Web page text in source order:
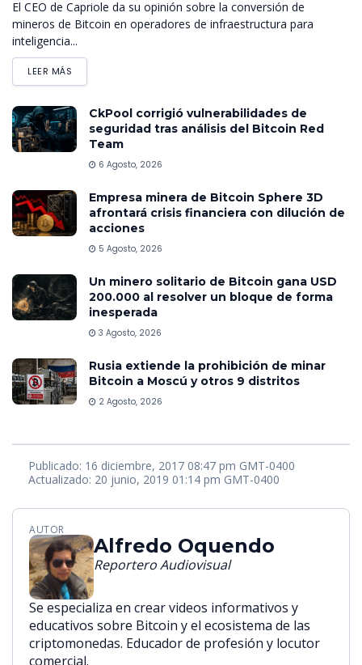
El CEO de Capriole da su opinión sobre la conversión de
mineros de Bitcoin en operadores de infraestructura para
inteligencia...
LEER MÁS
CkPool corrigió vulnerabilidades de
seguridad tras análisis del Bitcoin Red
Team
6 Agosto, 2026
Empresa minera de Bitcoin Sphere 3D
afrontará crisis financiera con dilución de
acciones
5 Agosto, 2026
Un minero solitario de Bitcoin gana USD
200.000 al resolver un bloque de forma
inesperada
3 Agosto, 2026
Rusia extiende la prohibición de minar
Bitcoin a Moscú y otros 9 distritos
2 Agosto, 2026
Publicado: 16 diciembre, 2017 08:47 pm GMT-0400
Actualizado: 20 junio, 2019 01:14 pm GMT-0400
AUTOR
Alfredo Oquendo
Reportero Audiovisual
Se especializa en crear videos informativos y
educativos sobre Bitcoin y el ecosistema de las
criptomonedas. Educador de profesión y locutor
comercial.